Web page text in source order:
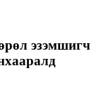
эзэмшигч